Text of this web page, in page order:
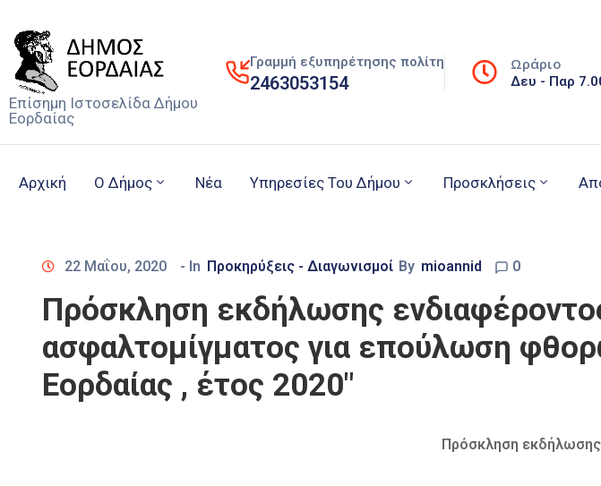
Επίσημη Ιστοσελίδα Δήμου
Εορδαίας
Γραμμή εξυπηρέτησης πολίτη
2463053154
Ωράριο
Δευ - Παρ
Αρχική Ο Δήμος Νέα Υπηρεσίες Του Δήμου Προσκλήσεις
22 Μαΐου, 2020 - In Προκηρύξεις - Διαγωνισμοί By mioannid 0
Πρόσκληση εκδήλωσης
ασφαλτομίγματος για επούλωση
Εορδαίας , έτος 2020"
Πρόσκληση